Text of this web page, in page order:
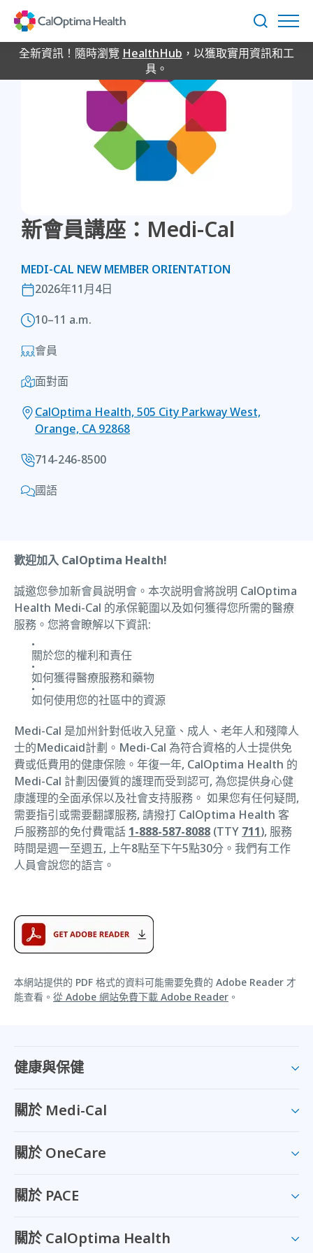
Content
搜
尋
全新資訊！隨時瀏覽 HealthHub ，以獲取實用資訊和工
具。
新會員講座：Medi-Cal
MEDI-CAL NEW MEMBER ORIENTATION
2026年11月4日
10–11 a.m.
會員
面對面
CalOptima Health, 505 City Parkway West,
Orange, CA 92868
714-246-8500
國語
歡迎加入 CalOptima Health!
誠邀您參加新會員説明會。本次説明會將說明 CalOptima
Health Medi-Cal 的承保範圍以及如何獲得您所需的醫療
服務。您將會瞭解以下資訊:
關於您的權利和責任
如何獲得醫療服務和藥物
如何使用您的社區中的資源
Medi-Cal 是加州針對低收入兒童、成人、老年人和殘障人
士的Medicaid計劃。Medi-Cal 為符合資格的人士提供免
費或低費用的健康保險。年復一年, CalOptima Health 的
Medi-Cal 計劃因優質的護理而受到認可, 為您提供身心健
康護理的全面承保以及社會支持服務。 如果您有任何疑問,
需要指引或需要翻譯服務, 請撥打 CalOptima Health 客
戶服務部的免付費電話 1-888-587-8088 (TTY 711), 服務
時間是週一至週五, 上午8點至下午5點30分。我們有工作
人員會說您的語言。
本網站提供的 PDF 格式的資料可能需要免費的 Adobe Reader 才
能查看。 從 Adobe 網站免費下載 Adobe Reader 。
健康與保健
關於 Medi-Cal
關於 OneCare
關於 PACE
關於 CalOptima Health